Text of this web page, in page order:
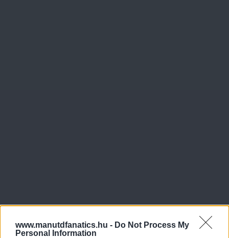
www.manutdfanatics.hu - Do Not Process My
Personal Information